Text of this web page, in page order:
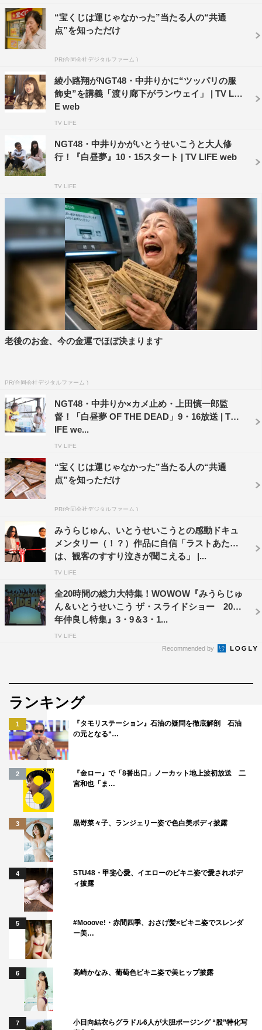
ど、地獄に落ちるとされている“罪”の定義をみうらが分か
りやすく講義する。
そして、法乗院・深川ゑんま堂も訪問。閻魔大王を「推
しメン」だと語る中井は、日本最大の閻魔大王座像を見て
「デカい！ アゲ（笑）」と早速テンションが上がる。
さらに、死から地獄道行きが決定されるまでの過程を絵
解きした江戸時代の作品「地獄・極楽図」をじっくりと見
学。もし中井が閻魔大王の裁きを受けたらどうなるかを妄
『白昼夢』
フジテレビ
前編 1月13日（日）深0時30分～1時
後編 1月20日（日）深1時25分～1時55分
＜出演者＞
ゲスト：みうらじゅん
©フジテレビ
NGT48
“宝くじは運じゃなかった”当たる人の“共通
点”を知っただけ
PR(合同会社デジタルファーム )
綾小路翔がNGT48・中井りかに“ツッパリの服
飾史”を講義「渡り廊下がランウェイ」 | TV LIF
E web
TV LIFE
NGT48・中井りかがいとうせいこうと大人修
行！『白昼夢』10・15スタート | TV LIFE web
TV LIFE
老後のお金、今の金運でほぼ決まります
PR(合同会社デジタルファーム )
NGT48・中井りか×カメ止め・上田慎一郎監
督！「白昼夢 OF THE DEAD」9・16放送 | TV L
IFE we...
TV LIFE
“宝くじは運じゃなかった”当たる人の“共通
点”を知っただけ
PR(合同会社デジタルファーム )
みうらじゅん、いとうせいこうとの感動ドキュ
メンタリー（！？）作品に自信「ラストあたり
は、観客のすすり泣きが聞こえる」 |...
TV LIFE
全20時間の総力大特集！WOWOW『みうらじゅ
ん＆いとうせいこう ザ・スライドショー 20周
年仲良し特集』3・9＆3・1...
TV LIFE
Recommended by
ランキング
1
『タモリステーション』石油の疑問を徹底解剖 石油
の元となる“…
2
『金ロー』で「8番出口」ノーカット地上波初放送 二
宮和也「ま…
3 黒嵜菜々子、ランジェリー姿で色白美ボディ披露
4
STU48・甲斐心愛、イエローのビキニ姿で愛されボデ
ィ披露
5
#Mooove!・赤間四季、おさげ髪×ビキニ姿でスレンダ
ー美…
6 高崎かなみ、葡萄色ビキニ姿で美ヒップ披露
7
小日向結衣らグラドル6人が大胆ポージング “股”特化写